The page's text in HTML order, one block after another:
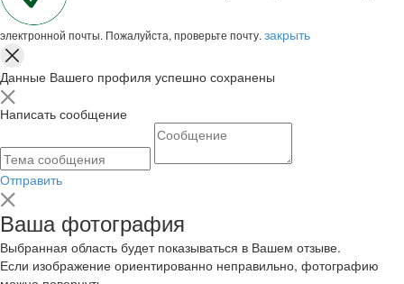
электронной почты. Пожалуйста, проверьте почту. закрыть
Данные Вашего профиля успешно сохранены
Написать сообщение
Отправить
Ваша фотография
Выбранная область будет показываться в Вашем отзыве.
Если изображение ориентированно неправильно, фотографию